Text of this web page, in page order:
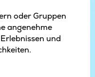
oder Gruppen
angenehme
und